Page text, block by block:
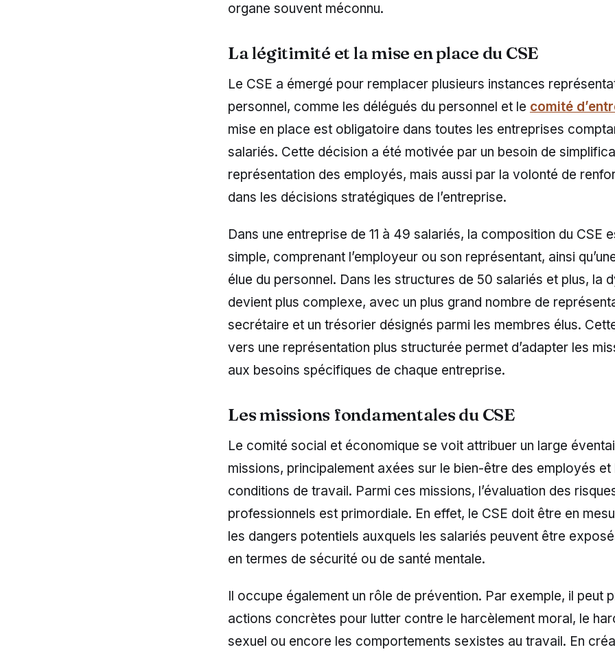
organe souvent méconnu.
La légitimité et la mise en place du CSE
Le CSE a émergé pour remplacer plusieurs instances
personnel, comme les délégués du personnel et le comité
mise en place est obligatoire dans toutes les entreprises
salariés. Cette décision a été motivée par un besoin de
représentation des employés, mais aussi par la volonté de
dans les décisions stratégiques de l’entreprise.
Dans une entreprise de 11 à 49 salariés, la composition du CSE
simple, comprenant l’employeur ou son représentant, ainsi
élue du personnel. Dans les structures de 50 salariés et plus, la
devient plus complexe, avec un plus grand nombre de
secrétaire et un trésorier désignés parmi les membres élus.
vers une représentation plus structurée permet d’adapter les
aux besoins spécifiques de chaque entreprise.
Les missions fondamentales du CSE
Le comité social et économique se voit attribuer un large
missions, principalement axées sur le bien-être des employés et
conditions de travail. Parmi ces missions, l’évaluation des
professionnels est primordiale. En effet, le CSE doit être en
les dangers potentiels auxquels les salariés peuvent être
en termes de sécurité ou de santé mentale.
Il occupe également un rôle de prévention. Par exemple, il peut
actions concrètes pour lutter contre le harcèlement moral, le
sexuel ou encore les comportements sexistes au travail. En